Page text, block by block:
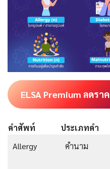
ELSA Premium ลดรา
คำศัพท์ ประเภทคำ
Allergy
คำนาม